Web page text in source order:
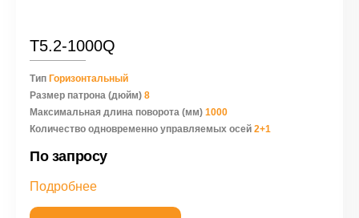
Т5.2-1000Q
Тип Горизонтальный
Размер патрона (дюйм) 8
Максимальная длина поворота (мм) 1000
Количество одновременно управляемых осей 2+1
По запросу
Подробнее